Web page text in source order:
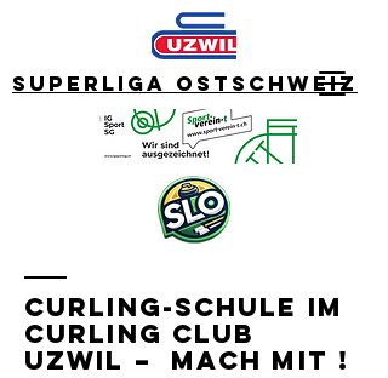
Superliga Ostschweiz
Curling-Schule im
Curling Club
Uzwil – Mach mit !